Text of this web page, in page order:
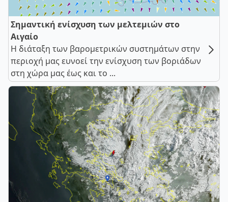
Σημαντική ενίσχυση των μελτεμιών στο
Αιγαίο
Η διάταξη των βαρομετρικών συστημάτων στην
περιοχή μας ευνοεί την ενίσχυση των βοριάδων
στη χώρα μας έως και το ...